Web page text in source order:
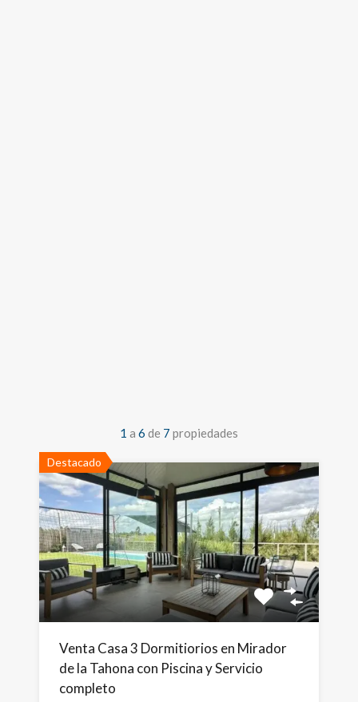
1 a 6 de 7 propiedades
Destacado
Venta Casa 3 Dormitiorios en Mirador
de la Tahona con Piscina y Servicio
completo